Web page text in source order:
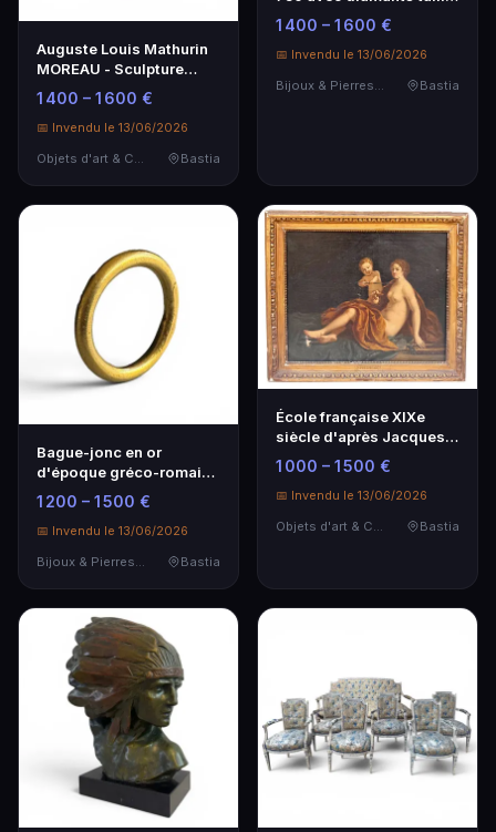
Auguste Louis Mathurin
MOREAU - Sculpture
'Rose' - Art Français
19ème
1 400 – 1 600 €
📅 Invendu le 13/06/2026
Objets d'art & Curiosités
Bastia
brillant - Élégance
intemporelle
1 400 – 1 600 €
📅 Invendu le 13/06/2026
Bijoux & Pierres Précieuses
Bastia
Bague-jonc en or
d'époque gréco-romaine
- Bijou antique
1 200 – 1 500 €
📅 Invendu le 13/06/2026
Bijoux & Pierres Précieuses
Bastia
École française XIXe
siècle d'après Jacques-
Antoine Vallot - Œuvre
d'art
1 000 – 1 500 €
📅 Invendu le 13/06/2026
Objets d'art & Curiosités
Bastia